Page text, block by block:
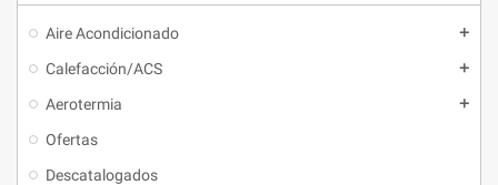
Aire Acondicionado
Calefacción/ACS
Aerotermia
Ofertas
Descatalogados